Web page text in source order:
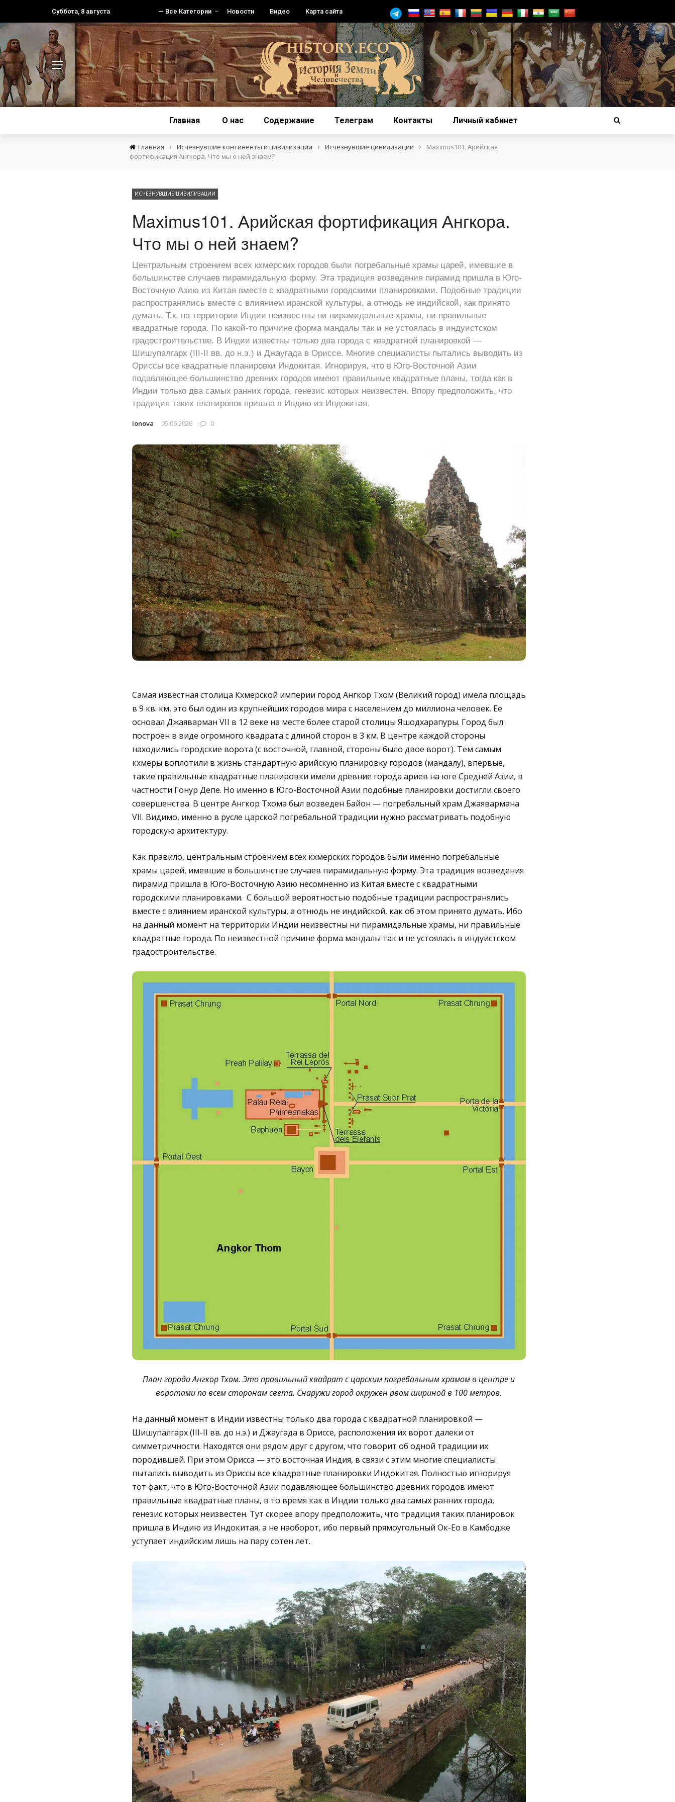
Суббота, 8 августа — Все Категории Новости Видео Карта сайта
Главная О нас Содержание Телеграм Контакты Личный кабинет
Главная › Исчезнувшие континенты и цивилизации › Исчезнувшие цивилизации ›
Maximus101. Арийская
фортификация Ангкора. Что мы о ней знаем?
ИСЧЕЗНУВШИЕ ЦИВИЛИЗАЦИИ
Maximus101. Арийская фортификация Ангкора.
Что мы о ней знаем?
Центральным строением всех кхмерских городов были погребальные храмы царей, имевшие в
большинстве случаев пирамидальную форму. Эта традиция возведения пирамид пришла в Юго-
Восточную Азию из Китая вместе с квадратными городскими планировками. Подобные традиции
распространялись вместе с влиянием иранской культуры, а отнюдь не индийской, как принято
думать. Т.к. на территории Индии неизвестны ни пирамидальные храмы, ни правильные
квадратные города. По какой-то причине форма мандалы так и не устоялась в индуистском
градостроительстве. В Индии известны только два города с квадратной планировкой —
Шишупалгарх (III-II вв. до н.э.) и Джаугада в Ориссе. Многие специалисты пытались выводить из
Ориссы все квадратные планировки Индокитая. Игнорируя, что в Юго-Восточной Азии
подавляющее большинство древних городов имеют правильные квадратные планы, тогда как в
Индии только два самых ранних города, генезис которых неизвестен. Впору предположить, что
традиция таких планировок пришла в Индию из Индокитая.
Ionova 05.06.2026 0
Самая известная столица Кхмерской империи город Ангкор Тхом (Великий город) имела площадь
в 9 кв. км, это был один из крупнейших городов мира с населением до миллиона человек. Ее
основал Джаяварман VII в 12 веке на месте более старой столицы Яшодхарапуры. Город был
построен в виде огромного квадрата с длиной сторон в 3 км. В центре каждой стороны
находились городские ворота (с восточной, главной, стороны было двое ворот). Тем самым
кхмеры воплотили в жизнь стандартную арийскую планировку городов (мандалу), впервые,
такие правильные квадратные планировки имели древние города ариев на юге Средней Азии, в
частности Гонур Депе. Но именно в Юго-Восточной Азии подобные планировки достигли своего
совершенства. В центре Ангкор Тхома был возведен Байон — погребальный храм Джаявармана
VII. Видимо, именно в русле царской погребальной традиции нужно рассматривать подобную
городскую архитектуру.
Как правило, центральным строением всех кхмерских городов были именно погребальные
храмы царей, имевшие в большинстве случаев пирамидальную форму. Эта традиция возведения
пирамид пришла в Юго-Восточную Азию несомненно из Китая вместе с квадратными
городскими планировками. С большой вероятностью подобные традиции распространялись
вместе с влиянием иранской культуры, а отнюдь не индийской, как об этом принято думать. Ибо
на данный момент на территории Индии неизвестны ни пирамидальные храмы, ни правильные
квадратные города. По неизвестной причине форма мандалы так и не устоялась в индуистском
градостроительстве.
План города Ангкор Тхом. Это правильный квадрат с царским погребальным храмом в центре и
воротами по всем сторонам света. Снаружи город окружен рвом шириной в 100 метров.
На данный момент в Индии известны только два города с квадратной планировкой —
Шишупалгарх (III-II вв. до н.э.) и Джаугада в Ориссе, расположения их ворот далеки от
симметричности. Находятся они рядом друг с другом, что говорит об одной традиции их
породившей. При этом Орисса — это восточная Индия, в связи с этим многие специалисты
пытались выводить из Ориссы все квадратные планировки Индокитая. Полностью игнорируя
тот факт, что в Юго-Восточной Азии подавляющее большинство древних городов имеют
правильные квадратные планы, в то время как в Индии только два самых ранних города,
генезис которых неизвестен. Тут скорее впору предположить, что традиция таких планировок
пришла в Индию из Индокитая, а не наоборот, ибо первый прямоугольный Ок-Ео в Камбодже
уступает индийским лишь на пару сотен лет.